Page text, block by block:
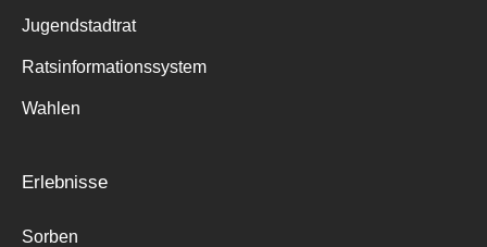
Jugendstadtrat
Ratsinformationssystem
Wahlen
Erlebnisse
Sorben